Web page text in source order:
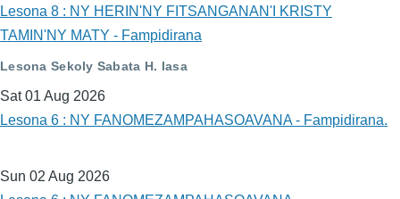
Lesona 8 : NY HERIN'NY FITSANGANAN'I KRISTY
TAMIN'NY MATY - Fampidirana
Lesona Sekoly Sabata H. lasa
Sat 01 Aug 2026
Lesona 6 : NY FANOMEZAMPAHASOAVANA - Fampidirana.
Sun 02 Aug 2026